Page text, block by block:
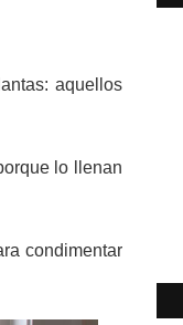
aquellos
lo llenan
condimentar